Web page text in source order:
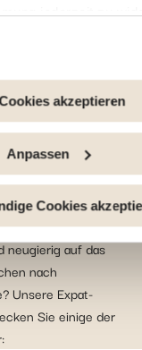
jederzeit zu
Cookies
normal
verbessern,
wie Sie auf unsere
bereitstellen
Netzwerken zu
die auf einer
akzeptieren
Anpassen
Cookies
für
neugierig auf das
nach
Unsere Expat-
Sie einige der